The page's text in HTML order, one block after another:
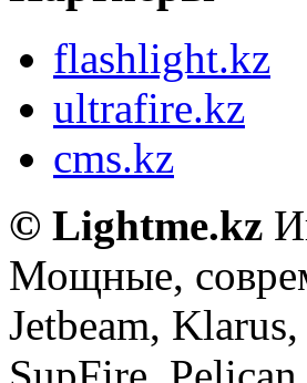
flashlight.kz
ultrafire.kz
cms.kz
© Lightme.kz
Мощные,
Jetbeam,